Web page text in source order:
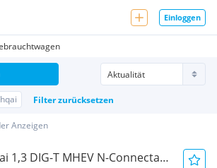
Einloggen
Filter zurücksetzen
Anzeigen
1,3 DIG-T MHEV N-Connecta